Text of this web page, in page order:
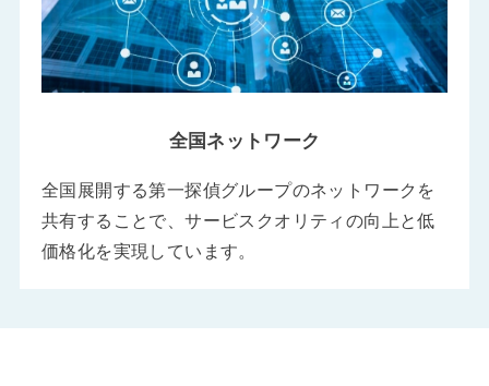
全国ネットワーク
全国展開する第一探偵グループのネットワークを
共有することで、サービスクオリティの向上と低
価格化を実現しています。